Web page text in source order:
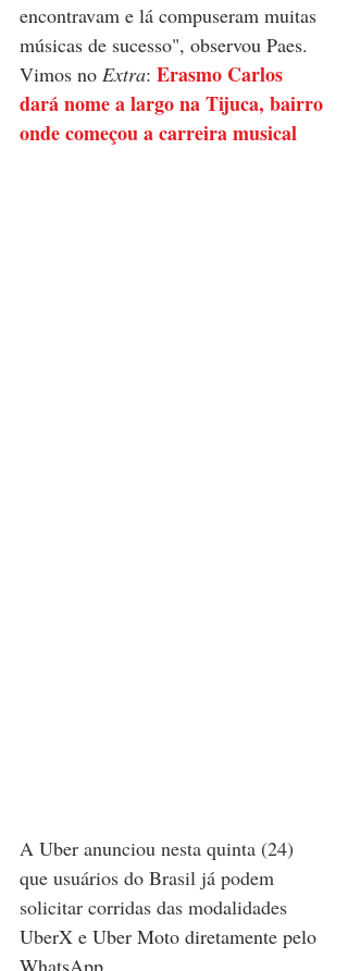
encontravam e lá compuseram muitas
músicas de sucesso", observou Paes.
Vimos no Extra: Erasmo Carlos
dará nome a largo na Tijuca, bairro
onde começou a carreira musical
A Uber anunciou nesta quinta (24)
que usuários do Brasil já podem
solicitar corridas das modalidades
UberX e Uber Moto diretamente pelo
WhatsApp.